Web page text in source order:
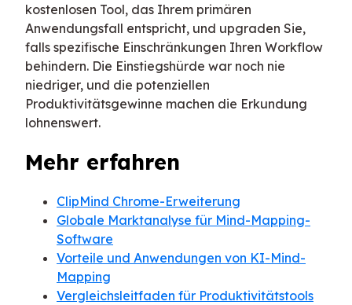
kostenlosen Tool, das Ihrem primären
Anwendungsfall entspricht, und upgraden Sie,
falls spezifische Einschränkungen Ihren Workflow
behindern. Die Einstiegshürde war noch nie
niedriger, und die potenziellen
Produktivitätsgewinne machen die Erkundung
lohnenswert.
Mehr erfahren
ClipMind Chrome-Erweiterung
Globale Marktanalyse für Mind-Mapping-
Software
Vorteile und Anwendungen von KI-Mind-
Mapping
Vergleichsleitfaden für Produktivitätstools